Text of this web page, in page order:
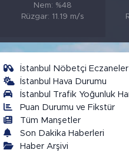
Nem: %48
Rüzgar: 11.19 m/s
İstanbul Nöbetçi Eczaneler
İstanbul Hava Durumu
İstanbul Trafik Yoğunluk
Puan Durumu ve Fikstür
Tüm Manşetler
Son Dakika Haberleri
Haber Arşivi